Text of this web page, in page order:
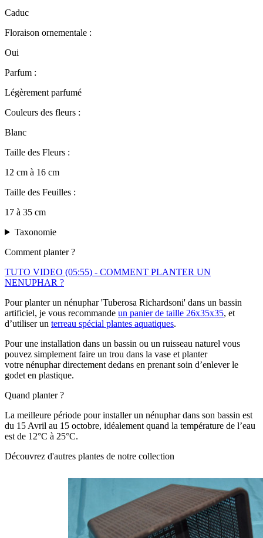
Caduc
Floraison ornementale :
Oui
Parfum :
Légèrement parfumé
Couleurs des fleurs :
Blanc
Taille des Fleurs :
12 cm à 16 cm
Taille des Feuilles :
17 à 35 cm
Taxonomie
Comment planter ?
TUTO VIDEO (05:55) - COMMENT PLANTER UN
NENUPHAR ?
Pour planter un nénuphar 'Tuberosa Richardsoni' dans un bassin
artificiel, je vous recommande un panier de taille 26x35x35, et
d’utiliser un terreau spécial plantes aquatiques.
Pour une installation dans un bassin ou un ruisseau naturel vous
pouvez simplement faire un trou dans la vase et planter
votre nénuphar directement dedans en prenant soin d’enlever le
godet en plastique.
Quand planter ?
La meilleure période pour installer un nénuphar dans son bassin est
du 15 Avril au 15 octobre, idéalement quand la température de l’eau
est de 12°C à 25°C.
Découvrez d'autres plantes de notre collection